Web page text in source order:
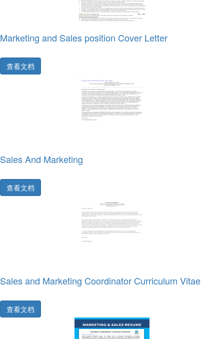
Marketing and Sales position Cover Letter
查看文档
Sales And Marketing
查看文档
Sales and Marketing Coordinator Curriculum Vitae
查看文档